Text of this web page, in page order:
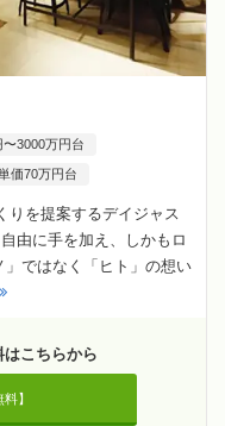
〜3000万円台
価70万円台
りを提案するデイジャス
由に手を加え、しかもロ
ではなく「ヒト」の想い
こちらから
】